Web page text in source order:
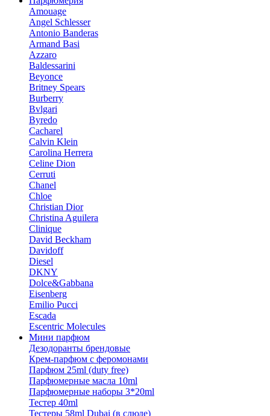
Amouage
Angel Schlesser
Antonio Banderas
Armand Basi
Azzaro
Baldessarini
Beyonce
Britney Spears
Burberry
Bvlgari
Byredo
Cacharel
Calvin Klein
Carolina Herrera
Celine Dion
Cerruti
Chanel
Chloe
Christian Dior
Christina Aguilera
Clinique
David Beckham
Davidoff
Diesel
DKNY
Dolce&Gabbana
Eisenberg
Emilio Pucci
Escada
Escentric Molecules
Мини парфюм
Дезодоранты брендовые
Крем-парфюм с феромонами
Парфюм 25ml (duty free)
Парфюмерные масла 10ml
Парфюмерные наборы 3*20ml
Тестер 40ml
Тестеры 58ml Dubai (в слюде)